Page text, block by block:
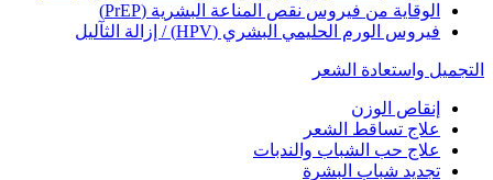
الوقاية من فيروس نقص المناعة البشرية (PrEP)
فيروس الورم الحليمي البشري (HPV) / إزالة الثآليل
التجميل واستعادة الشعر
إنقاص الوزن
علاج تساقط الشعر
علاج حب الشباب والندبات
تجديد شباب البشرة